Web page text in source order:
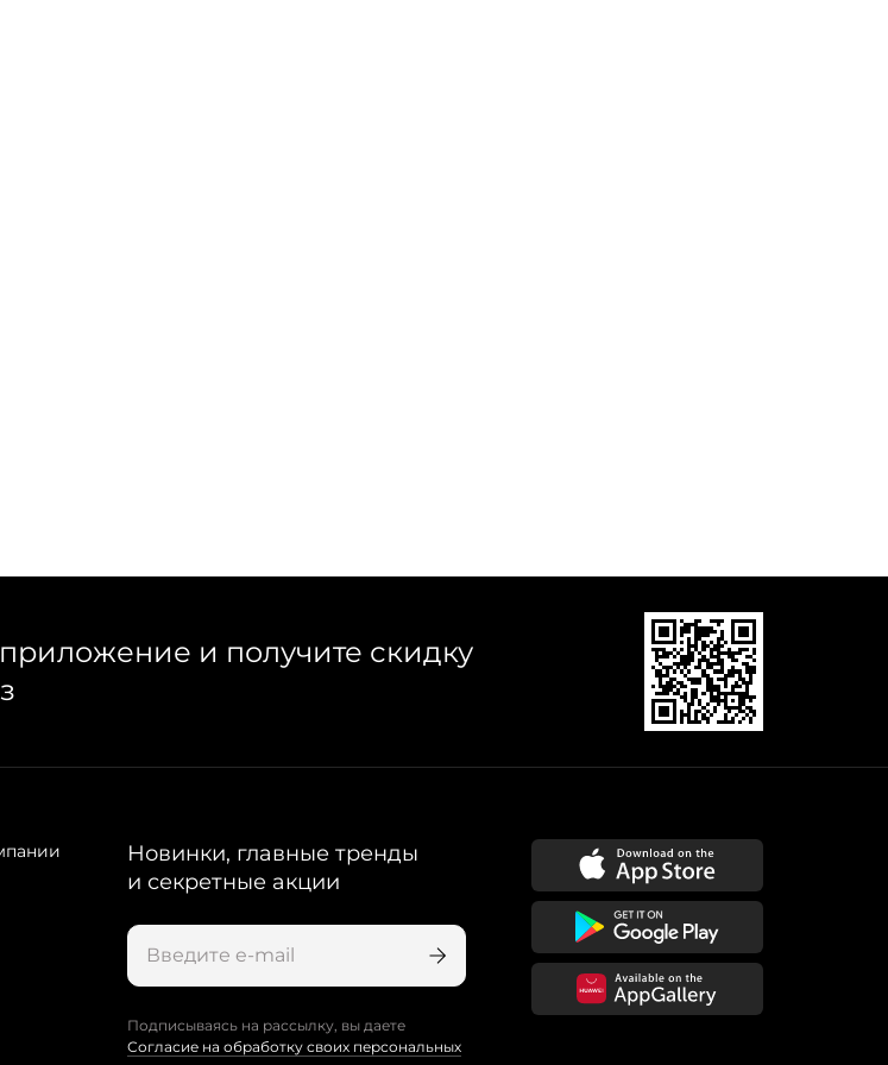
и получите скидку
Новинки, главные тренды
и секретные акции
Подписываясь на рассылку, вы даете
Согласие на обработку своих персональных